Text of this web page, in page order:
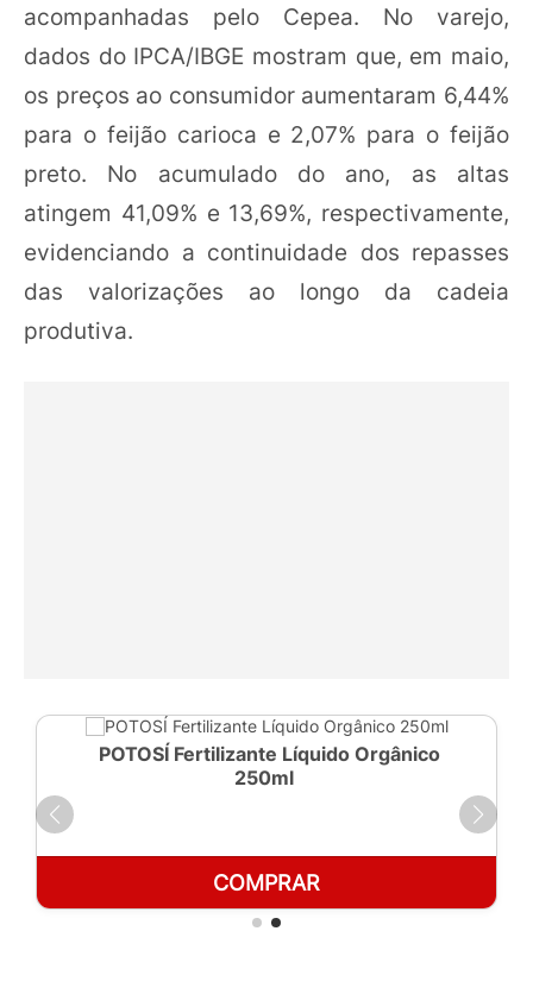
acompanhadas pelo Cepea. No varejo,
dados do IPCA/IBGE mostram que, em maio,
os preços ao consumidor aumentaram 6,44%
para o feijão carioca e 2,07% para o feijão
preto. No acumulado do ano, as altas
atingem 41,09% e 13,69%, respectivamente,
evidenciando a continuidade dos repasses
das valorizações ao longo da cadeia
produtiva.
POTOSÍ Fertilizante Líquido Orgânico
250ml
COMPRAR